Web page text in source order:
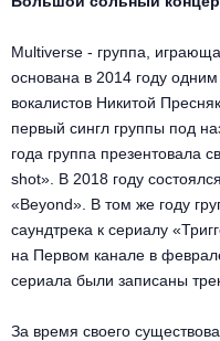
Multiverse - группа,
основана в 2014 году
вокалистов Никитой
первый сингл группы под
года группа презентовала
shot». В 2018 году
«Beyond». В том же году
саундтрека к сериалу
на Первом канале в
сериала были записаны
За время своего